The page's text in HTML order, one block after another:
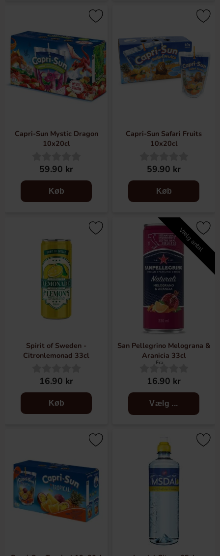
Capri-Sun Mystic Dragon
10x20cl
59.90 kr
Køb
Capri-Sun Safari Fruits
10x20cl
59.90 kr
Køb
Spirit of Sweden -
Citronlemonad 33cl
16.90 kr
Køb
Vælg antal
San Pellegrino Melograna &
Aranicia 33cl
Fra
16.90 kr
Vælg ...